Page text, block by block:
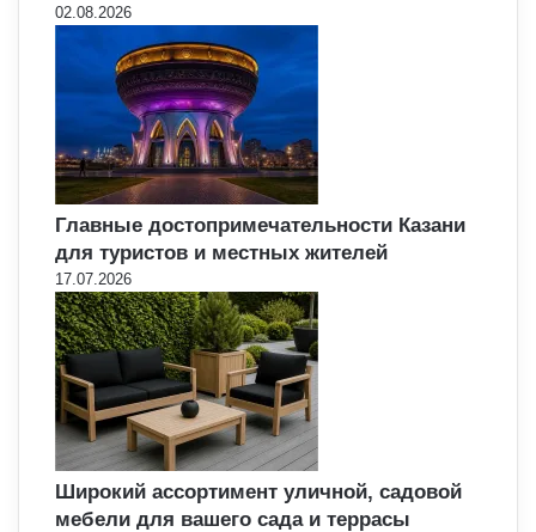
02.08.2026
Главные достопримечательности Казани
для туристов и местных жителей
17.07.2026
Широкий ассортимент уличной, садовой
мебели для вашего сада и террасы